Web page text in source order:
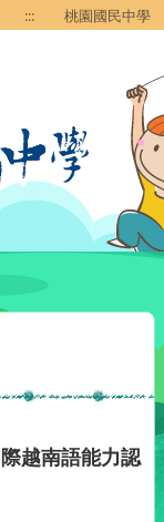
::: 桃園國民中學
越南語能力認